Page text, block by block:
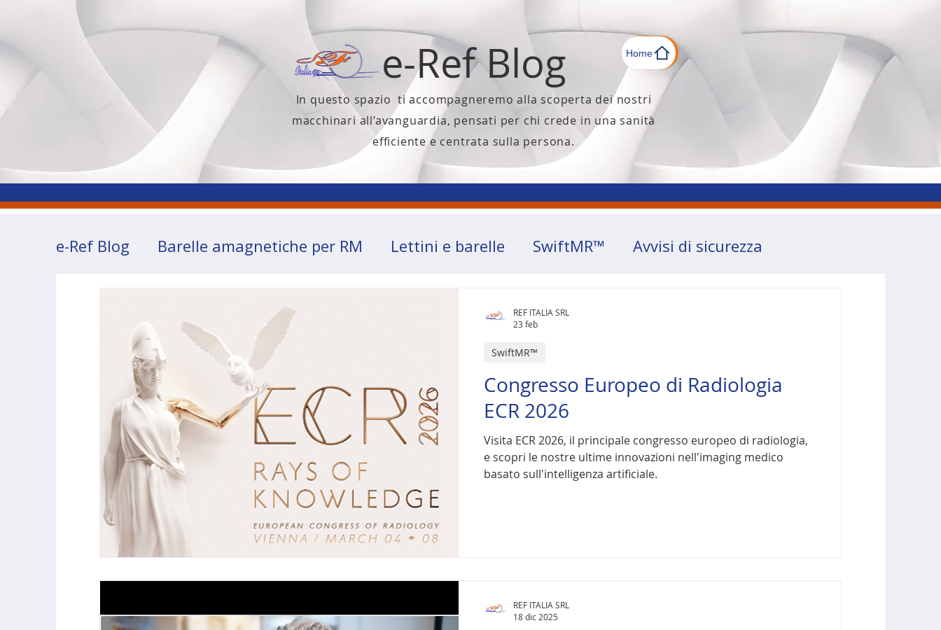
e-Ref Blog Home
In questo spazio ti accompagneremo alla scoperta dei nostri
macchinari all’avanguardia, pensati per chi crede in una sanità
efficiente e centrata sulla persona.
e-Ref Blog Barelle amagnetiche per RM Lettini e barelle SwiftMR™ Avvisi di sicurezza
Congresso Europeo di Radiologia
ECR 2026
Visita ECR 2026, il principale congresso europeo di radiologia,
e scopri le nostre ultime innovazioni nell'imaging medico
basato sull'intelligenza artificiale.
SwiftMR™
REF ITALIA SRL
23 feb
REF ITALIA SRL
18 dic 2025